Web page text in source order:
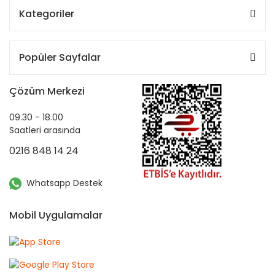
Kategoriler
Popüler Sayfalar
Çözüm Merkezi
09.30 - 18.00
Saatleri arasında
0216 848 14 24
Whatsapp Destek
Mobil Uygulamalar